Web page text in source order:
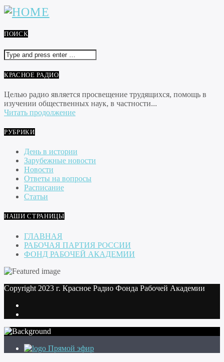
ПОИСК
КРАСНОЕ РАДИО
Целью радио является просвещение трудящихся, помощь в
изучении общественных наук, в частности...
Читать продолжение
РУБРИКИ
День в истории
Зарубежные новости
Новости
Ответы на вопросы
Расписание
Статьи
НАШИ СТРАНИЦЫ
ГЛАВНАЯ
РАБОЧАЯ ПАРТИЯ РОССИИ
ФОНД РАБОЧЕЙ АКАДЕМИИ
Copyright 2023 г. Красное Радио Фонда Рабочей Академии
Прямой эфир